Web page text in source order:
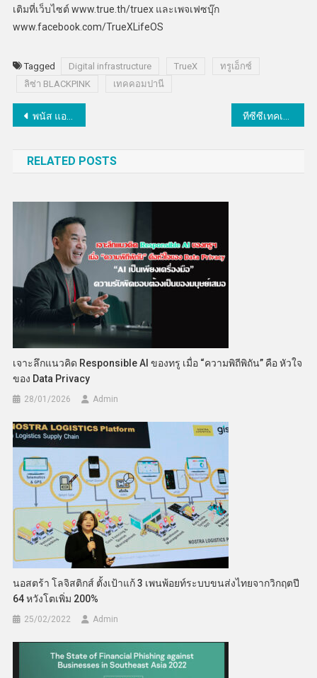
เติมที่เว็บไซต์ www.true.th/truex และเพจเฟซบุ๊ก
www.facebook.com/TrueXLifeOS
Tagged Digital infrastructure TrueX
ทรูเอ็กซ์
ลิซ่า BLACKPINK
เทคคอมปานี
แนะแนว
พนัส แอสเซมบลีย์ ย้ำความสำคัญ R&D ชี้“ยานยนต์ไฟฟ้าดัดแปลง” ช่วยเร่งยกระดับเอสเอ็มอีไทย
RELATED POSTS
เจาะลึกแนวคิด Responsible AI ของทรู เมื่อ “ความพิถีพิถัน” คือ หัวใจ
ของ Data Privacy
28/01/2026 Admin
นอสตร้า โลจิสติกส์ ตั้งเป้าแก้ 3 เพนพ้อยท์ระบบขนส่งไทยจากวิกฤตปี
64 หวังโตเพิ่ม 200%
25/02/2022 Admin